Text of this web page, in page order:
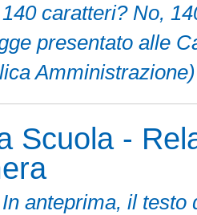
caratteri? No,
presentato alle
Scuola -
anteprima, il